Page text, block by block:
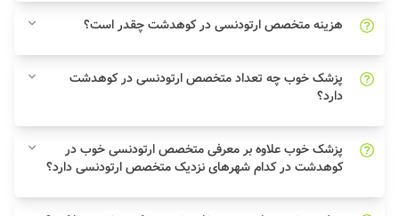
هزینه متخصص ارتودنسی در کوهدشت چقدر است؟
پزشک خوب چه تعداد متخصص ارتودنسی در کوهدشت
دارد؟
پزشک خوب علاوه بر معرفی متخصص ارتودنسی خوب در
کوهدشت در کدام شهرهای نزدیک متخصص ارتودنسی دارد؟